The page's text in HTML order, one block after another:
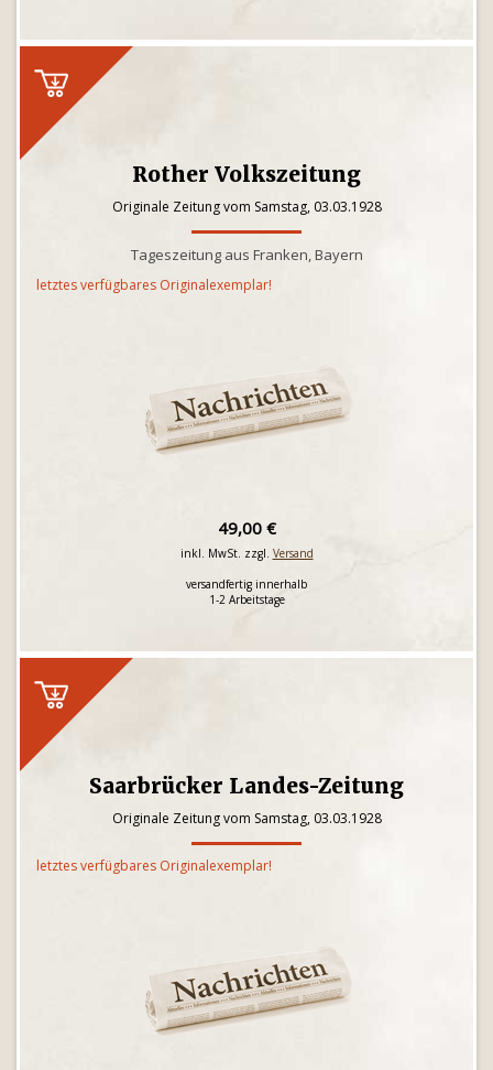
Rother Volkszeitung
Originale Zeitung vom Samstag, 03.03.1928
Tageszeitung aus Franken, Bayern
letztes verfügbares Originalexemplar!
49,00 €
inkl. MwSt. zzgl. Versand
versandfertig innerhalb
1-2 Arbeitstage
Saarbrücker Landes-Zeitung
Originale Zeitung vom Samstag, 03.03.1928
letztes verfügbares Originalexemplar!